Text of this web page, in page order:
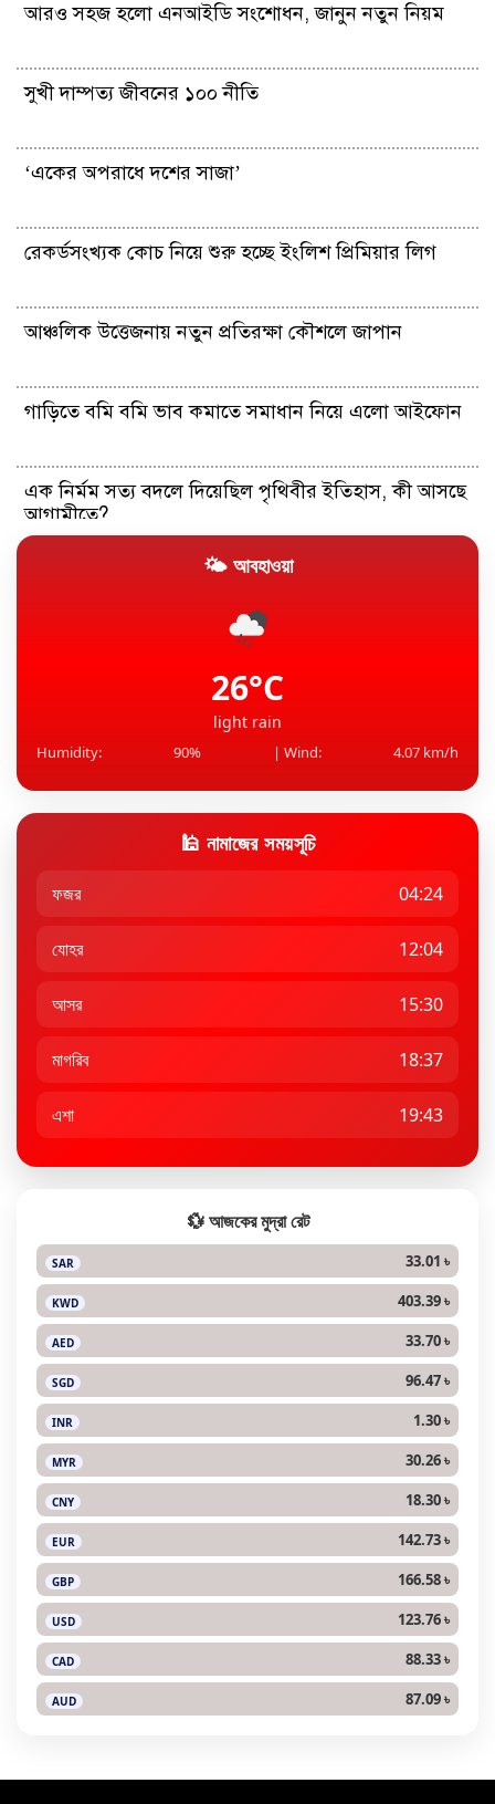
আরও সহজ হলো এনআইডি সংশোধন, জানুন নতুন নিয়ম
সুখী দাম্পত্য জীবনের ১০০ নীতি
‘একের অপরাধে দশের সাজা’
রেকর্ডসংখ্যক কোচ নিয়ে শুরু হচ্ছে ইংলিশ প্রিমিয়ার লিগ
আঞ্চলিক উত্তেজনায় নতুন প্রতিরক্ষা কৌশলে জাপান
গাড়িতে বমি বমি ভাব কমাতে সমাধান নিয়ে এলো আইফোন
এক নির্মম সত্য বদলে দিয়েছিল পৃথিবীর ইতিহাস, কী আসছে
আগামীতে?
জুলাইয়ে উল্লেখযোগ্য হারে বেড়েছে চীনের আমদানি-রপ্তানি
মশা দমনে যুক্তরাষ্ট্রে নতুন উদ্যোগ, ছাড়া হবে ৬ লাখ মশা
🌤 আবহাওয়া
26°C
light rain
Humidity: 90% | Wind: 4.07 km/h
🕌 নামাজের সময়সূচি
ফজর 04:24
যোহর 12:04
আসর 15:30
মাগরিব 18:37
এশা 19:43
💱 আজকের মুদ্রা রেট
SAR 33.01 ৳
KWD 403.39 ৳
AED 33.70 ৳
SGD 96.47 ৳
INR 1.30 ৳
MYR 30.26 ৳
CNY 18.30 ৳
EUR 142.73 ৳
GBP 166.58 ৳
USD 123.76 ৳
CAD 88.33 ৳
AUD 87.09 ৳